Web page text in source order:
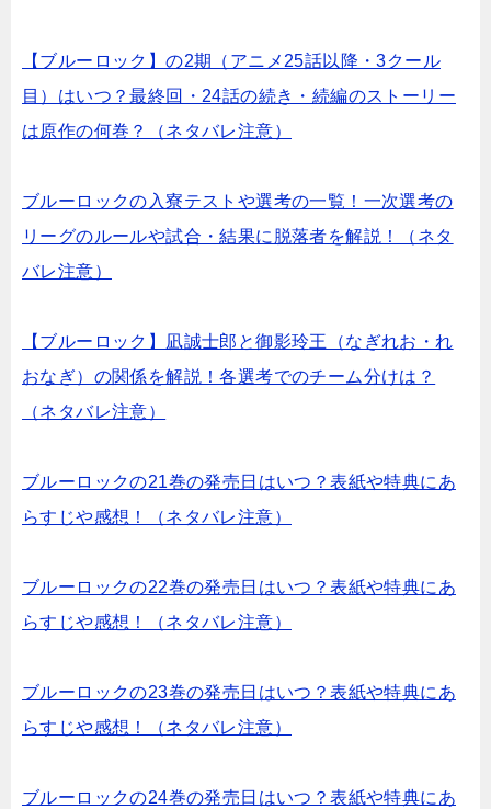
【ブルーロック】の2期（アニメ25話以降・3クール
目）はいつ？最終回・24話の続き・続編のストーリー
は原作の何巻？（ネタバレ注意）
ブルーロックの入寮テストや選考の一覧！一次選考の
リーグのルールや試合・結果に脱落者を解説！（ネタ
バレ注意）
【ブルーロック】凪誠士郎と御影玲王（なぎれお・れ
おなぎ）の関係を解説！各選考でのチーム分けは？
（ネタバレ注意）
ブルーロックの21巻の発売日はいつ？表紙や特典にあ
らすじや感想！（ネタバレ注意）
ブルーロックの22巻の発売日はいつ？表紙や特典にあ
らすじや感想！（ネタバレ注意）
ブルーロックの23巻の発売日はいつ？表紙や特典にあ
らすじや感想！（ネタバレ注意）
ブルーロックの24巻の発売日はいつ？表紙や特典にあ